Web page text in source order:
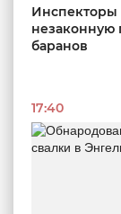
незаконную
баранов
17:40